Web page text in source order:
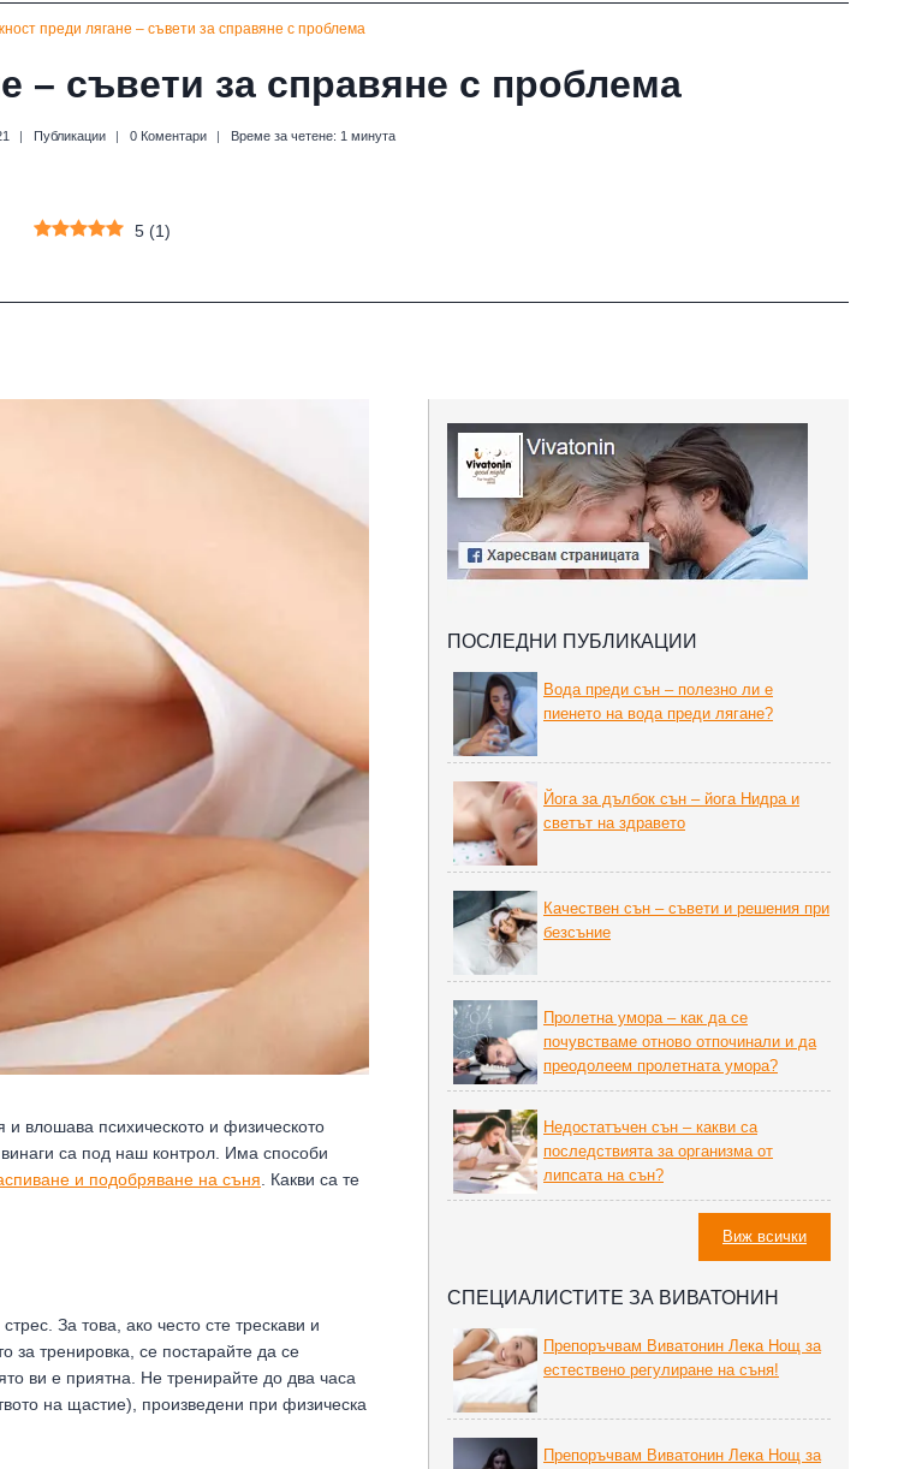
преди лягане – съвети за справяне с проблема
– съвети за справяне с проблема
Публикации 0 Коментари Време за четене: 1 минута
5 (1)
и влошава психическото и физическото
са под наш контрол. Има способи
и подобряване на съня . Какви са те
За това, ако често сте трескави и
за тренировка, се постарайте да се
ви е приятна. Не тренирайте до два часа
на щастие), произведени при физическа
ПОСЛЕДНИ ПУБЛИКАЦИИ
Вода преди сън – полезно ли е
пиенето на вода преди лягане?
Йога за дълбок сън – йога Нидра и
светът на здравето
Качествен сън – съвети и решения при
безсъние
Пролетна умора – как да се
почувстваме отново отпочинали и да
преодолеем пролетната умора?
Недостатъчен сън – какви са
последствията за организма от
липсата на сън?
Виж всички
СПЕЦИАЛИСТИТЕ ЗА ВИВАТОНИН
Препоръчвам Виватонин Лека Нощ за
естествено регулиране на съня!
Препоръчвам Виватонин Лека Нощ за